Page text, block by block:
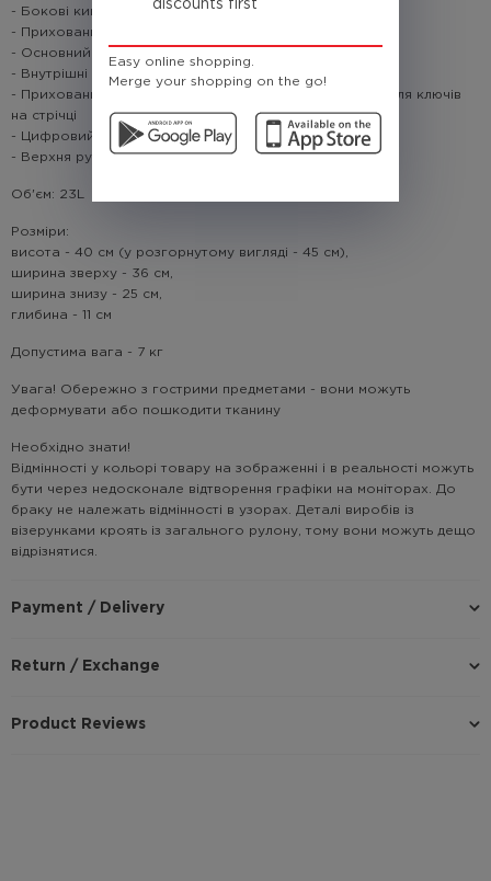
discounts first
Easy online shopping.
Merge your shopping on the go!
- Бокові кишені з сітки для дрібниць та пляшок з водою
- Прихований швидкий доступ в основний відділ
- Основний відділ вміщає ноутбук до 13"
- Внутрішні кишені з сітки
- Прихований відсік для важливих речей з карабіном для ключів
на стрічці
- Цифровий високоякісний друк
- Верхня ручка на кнопці для зручного використання
Об'єм: 23L
Розміри:
висота - 40 см (у розгорнутому вигляді - 45 см),
ширина зверху - 36 см,
ширина знизу - 25 см,
глибина - 11 см
Допустима вага - 7 кг
Увага! Обережно з гострими предметами - вони можуть
деформувати або пошкодити тканину
Необхідно знати!
Відмінності у кольорі товару на зображенні і в реальності можуть
бути через недосконале відтворення графіки на моніторах. До
браку не належать відмінності в узорах. Деталі виробів із
візерунками кроять із загального рулону, тому вони можуть дещо
відрізнятися.
Payment / Delivery
Return / Exchange
Product Reviews